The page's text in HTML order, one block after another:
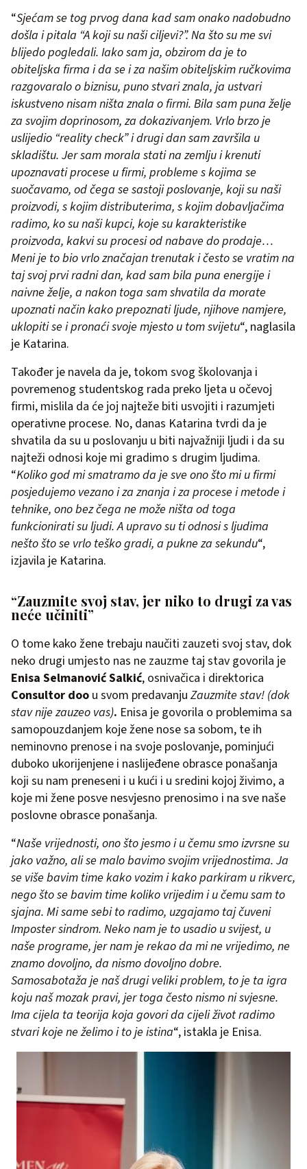
“Sjećam se tog prvog dana kad sam onako nadobudno
došla i pitala “A koji su naši ciljevi?”. Na što su me svi
blijedo pogledali. Iako sam ja, obzirom da je to
obiteljska firma i da se i za našim obiteljskim ručkovima
razgovaralo o biznisu, puno stvari znala, ja ustvari
iskustveno nisam ništa znala o firmi. Bila sam puna želje
za svojim doprinosom, za dokazivanjem. Vrlo brzo je
uslijedio “reality check” i drugi dan sam završila u
skladištu. Jer sam morala stati na zemlju i krenuti
upoznavati procese u firmi, probleme s kojima se
suočavamo, od čega se sastoji poslovanje, koji su naši
proizvodi, s kojim distributerima, s kojim dobavljačima
radimo, ko su naši kupci, koje su karakteristike
proizvoda, kakvi su procesi od nabave do prodaje…
Meni je to bio vrlo značajan trenutak i često se vratim na
taj svoj prvi radni dan, kad sam bila puna energije i
naivne želje, a nakon toga sam shvatila da morate
upoznati način kako prepoznati ljude, njihove namjere,
uklopiti se i pronaći svoje mjesto u tom svijetu“, naglasila
je Katarina.
Također je navela da je, tokom svog školovanja i
povremenog studentskog rada preko ljeta u očevoj
firmi, mislila da će joj najteže biti usvojiti i razumjeti
operativne procese. No, danas Katarina tvrdi da je
shvatila da su u poslovanju u biti najvažniji ljudi i da su
najteži odnosi koje mi gradimo s drugim ljudima.
“Koliko god mi smatramo da je sve ono što mi u firmi
posjedujemo vezano i za znanja i za procese i metode i
tehnike, ono bez čega ne može ništa od toga
funkcionirati su ljudi. A upravo su ti odnosi s ljudima
nešto što se vrlo teško gradi, a pukne za sekundu“,
izjavila je Katarina.
“Zauzmite svoj stav, jer niko to drugi za vas
neće učiniti”
O tome kako žene trebaju naučiti zauzeti svoj stav, dok
neko drugi umjesto nas ne zauzme taj stav govorila je
Enisa Selmanović Salkić, osnivačica i direktorica
Consultor doo u svom predavanju Zauzmite stav! (dok
stav nije zauzeo vas). Enisa je govorila o problemima sa
samopouzdanjem koje žene nose sa sobom, te ih
neminovno prenose i na svoje poslovanje, pominjući
duboko ukorijenjene i naslijeđene obrasce ponašanja
koji su nam preneseni i u kući i u sredini kojoj živimo, a
koje mi žene posve nesvjesno prenosimo i na sve naše
poslovne obrasce ponašanja.
“Naše vrijednosti, ono što jesmo i u čemu smo izvrsne su
jako važno, ali se malo bavimo svojim vrijednostima. Ja
se više bavim time kako vozim i kako parkiram u rikverc,
nego što se bavim time koliko vrijedim i u čemu sam to
sjajna. Mi same sebi to radimo, uzgajamo taj čuveni
Imposter sindrom. Neko nam je to usadio u svijest, u
naše programe, jer nam je rekao da mi ne vrijedimo, ne
znamo dovoljno, da nismo dovoljno dobre.
Samosabotaža je naš drugi veliki problem, to je ta igra
koju naš mozak pravi, jer toga često nismo ni svjesne.
Ima cijela ta teorija koja govori da cijeli život radimo
stvari koje ne želimo i to je istina“, istakla je Enisa.